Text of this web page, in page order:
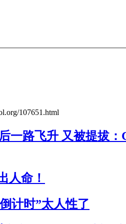
107651.html
一路飞升 又被提拔：
人命！
计时”太人性了